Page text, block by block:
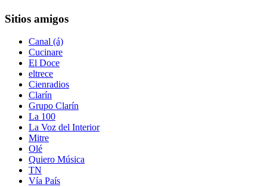
Sitios amigos
Canal (á)
Cucinare
El Doce
eltrece
Cienradios
Clarín
Grupo Clarín
La 100
La Voz del Interior
Mitre
Olé
Quiero Música
TN
Vía País